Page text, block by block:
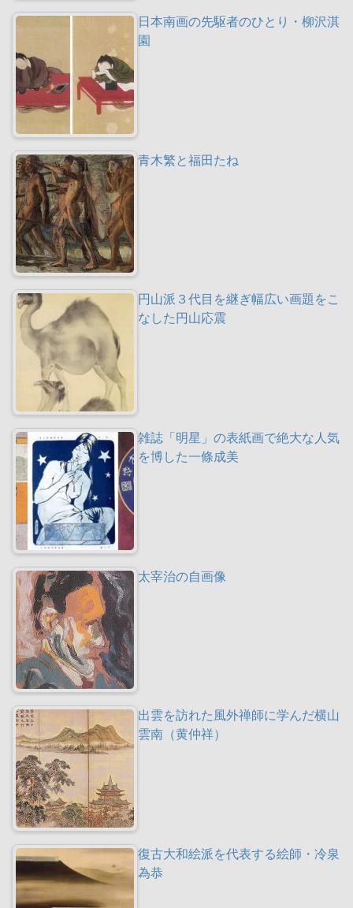
日本南画の先駆者のひとり・柳沢淇
園
青木繁と福田たね
円山派３代目を継ぎ幅広い画題をこ
なした円山応震
雑誌「明星」の表紙画で絶大な人気
を博した一條成美
太宰治の自画像
出雲を訪れた風外禅師に学んだ横山
雲南（黄仲祥）
復古大和絵派を代表する絵師・冷泉
為恭